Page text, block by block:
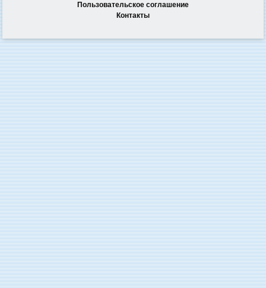
Пользовательское соглашение
Контакты